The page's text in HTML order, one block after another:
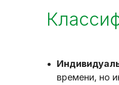
времени, но